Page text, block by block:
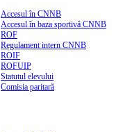
Accesul în CNNB
Accesul în baza sportivă CNNB
ROF
Regulament intern CNNB
ROIF
ROFUIP
Statutul elevului
Comisia paritară